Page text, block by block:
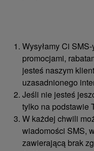
Wysyłamy Ci
promocjami,
jesteś naszym
uzasadnionego
Jeśli nie jesteś
tylko na podstawie
W każdej chwili
wiadomości SMS,
zawierającą brak